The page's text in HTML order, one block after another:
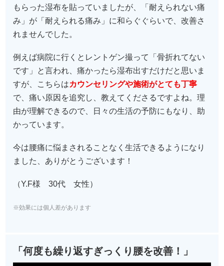
もらった湿布を貼っていましたが、「耐えられない痛
み」が「耐えられる痛み」に和らぐぐらいで、改善さ
れませんでした。
例えば病院に行くとレントゲン撮って「骨折れてない
です」と言われ、痛かったら湿布出すだけだと思いま
すが、こちらはカウンセリングや施術がとても丁寧
で、痛い原因を追究し、教えてくださるですよね。理
由が理解できるので、日々の生活の予防にもなり、助
かっています。
今は腰痛に悩まされることなく生活できるようになり
ました、ありがとうございます！
（Y.F様 30代 女性）
※効果には個人差があります
「何度も繰り返すぎっくり腰を改善！」